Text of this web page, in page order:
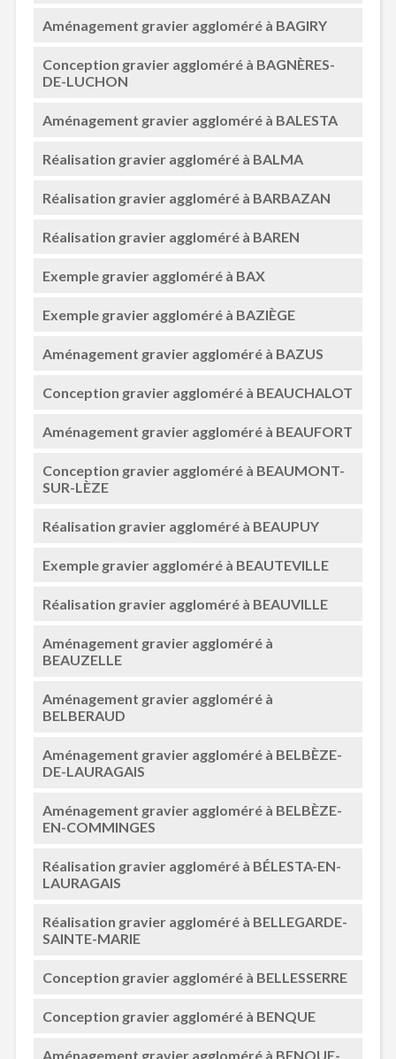
Aménagement gravier aggloméré à BAGIRY
Conception gravier aggloméré à BAGNÈRES-
DE-LUCHON
Aménagement gravier aggloméré à BALESTA
Réalisation gravier aggloméré à BALMA
Réalisation gravier aggloméré à BARBAZAN
Réalisation gravier aggloméré à BAREN
Exemple gravier aggloméré à BAX
Exemple gravier aggloméré à BAZIÈGE
Aménagement gravier aggloméré à BAZUS
Conception gravier aggloméré à BEAUCHALOT
Aménagement gravier aggloméré à BEAUFORT
Conception gravier aggloméré à BEAUMONT-
SUR-LÈZE
Réalisation gravier aggloméré à BEAUPUY
Exemple gravier aggloméré à BEAUTEVILLE
Réalisation gravier aggloméré à BEAUVILLE
Aménagement gravier aggloméré à
BEAUZELLE
Aménagement gravier aggloméré à
BELBERAUD
Aménagement gravier aggloméré à BELBÈZE-
DE-LAURAGAIS
Aménagement gravier aggloméré à BELBÈZE-
EN-COMMINGES
Réalisation gravier aggloméré à BÉLESTA-EN-
LAURAGAIS
Réalisation gravier aggloméré à BELLEGARDE-
SAINTE-MARIE
Conception gravier aggloméré à BELLESSERRE
Conception gravier aggloméré à BENQUE
Aménagement gravier aggloméré à BENQUE-